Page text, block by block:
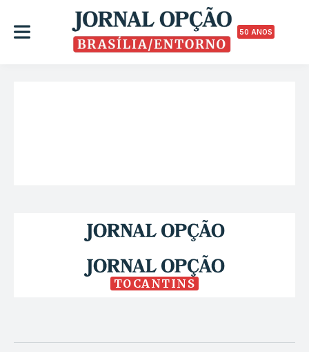
50 ANOS
TOCANTINS